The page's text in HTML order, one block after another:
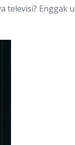
Enggak